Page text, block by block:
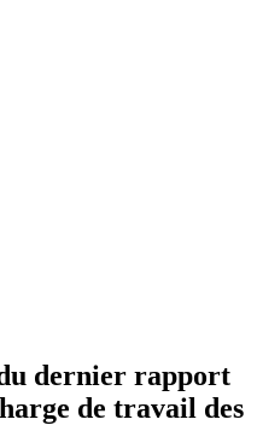
dernier rapport
de travail des